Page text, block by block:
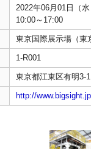
2022年06月01日（
10:00～17:00
東京国際展示場（東
1-R001
東京都江東区有明3-
http://